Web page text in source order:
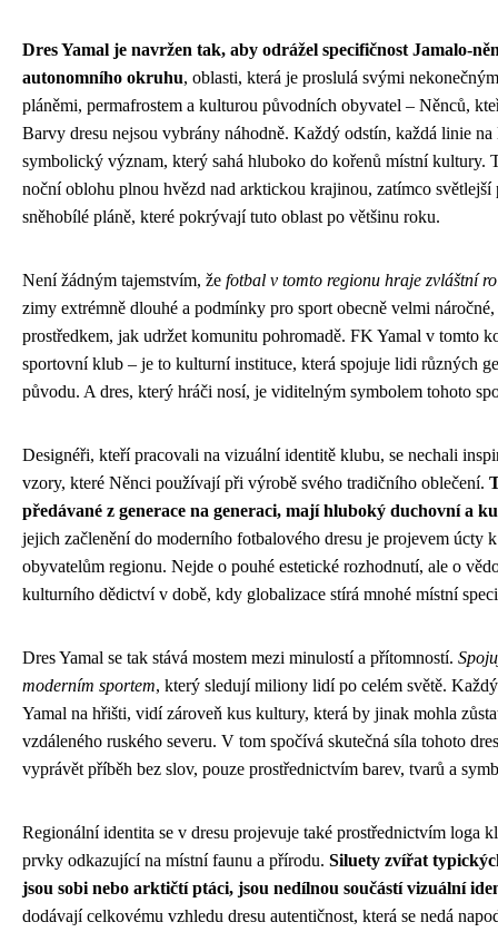
Dres Yamal je navržen tak, aby odrážel specifičnost Jamalo-
autonomního okruhu, oblasti, která je proslulá svými
pláněmi, permafrostem a kulturou původních obyvatel – Něnců,
Barvy dresu nejsou vybrány náhodně. Každý odstín, každá linie na
symbolický význam, který sahá hluboko do kořenů místní kultury.
noční oblohu plnou hvězd nad arktickou krajinou, zatímco
sněhobílé pláně, které pokrývají tuto oblast po většinu roku.
Není žádným tajemstvím, že fotbal v tomto regionu hraje zvláštní
zimy extrémně dlouhé a podmínky pro sport obecně velmi náročné,
prostředkem, jak udržet komunitu pohromadě. FK Yamal v tomto
sportovní klub – je to kulturní instituce, která spojuje lidi různých
původu. A dres, který hráči nosí, je viditelným symbolem tohoto
Designéři, kteří pracovali na vizuální identitě klubu, se nechali
vzory, které Něnci používají při výrobě svého tradičního oblečení.
předávané z generace na generaci, mají hluboký duchovní a
jejich začlenění do moderního fotbalového dresu je projevem úcty
obyvatelům regionu. Nejde o pouhé estetické rozhodnutí, ale o
kulturního dědictví v době, kdy globalizace stírá mnohé místní
Dres Yamal se tak stává mostem mezi minulostí a přítomností.
moderním sportem, který sledují miliony lidí po celém světě.
Yamal na hřišti, vidí zároveň kus kultury, která by jinak mohla
vzdáleného ruského severu. V tom spočívá skutečná síla tohoto
vyprávět příběh bez slov, pouze prostřednictvím barev, tvarů a
Regionální identita se v dresu projevuje také prostřednictvím loga
prvky odkazující na místní faunu a přírodu. Siluety zvířat
jsou sobi nebo arktičtí ptáci, jsou nedílnou součástí vizuální
dodávají celkovému vzhledu dresu autentičnost, která se nedá